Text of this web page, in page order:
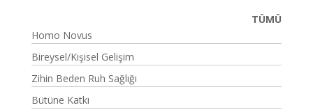
TÜMÜ
Homo Novus
Bireysel/Kişisel Gelişim
Zihin Beden Ruh Sağlığı
Bütüne Katkı